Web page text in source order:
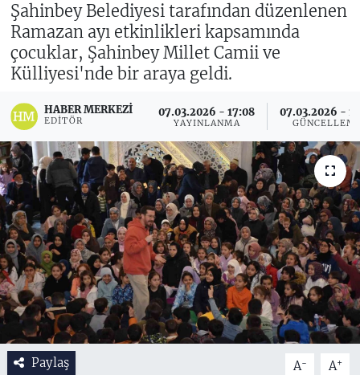
Şahinbey Belediyesi tarafından düzenlenen
Ramazan ayı etkinlikleri kapsamında
çocuklar, Şahinbey Millet Camii ve
Külliyesi'nde bir araya geldi.
HABER MERKEZI
EDITÖR
07.03.2026 - 17:08
YAYINLANMA
07.03.2026 -
Paylaş A- A+
Son Dakika Haberleri
Haber Arşivi